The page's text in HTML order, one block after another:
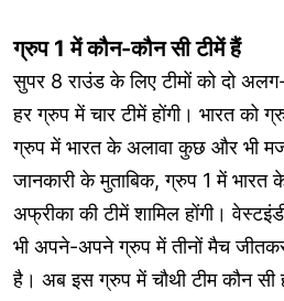
ग्रुप 1 में कौन-कौन सी टीमें हैं
सुपर 8 राउंड के लिए टीमों को दो
हर ग्रुप में चार टीमें होंगी। भारत को
ग्रुप में भारत के अलावा कुछ और भी
जानकारी के मुताबिक, ग्रुप 1 में भारत
अफ्रीका की टीमें शामिल होंगी।
भी अपने-अपने ग्रुप में तीनों मैच
है। अब इस ग्रुप में चौथी टीम कौन सी